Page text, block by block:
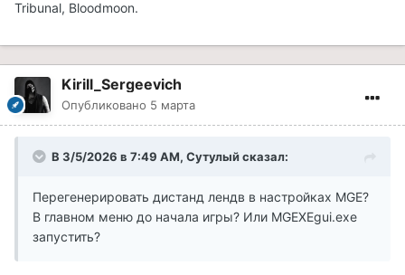
Tribunal, Bloodmoon.
Kirill_Sergeevich
Опубликовано 5 марта
В 3/5/2026 в 7:49 AM, Сутулыйсказал:
Перегенерировать дистанд лендв в настройках MGE?
В главном меню до начала игры? Или MGEXEgui.exe
запустить?